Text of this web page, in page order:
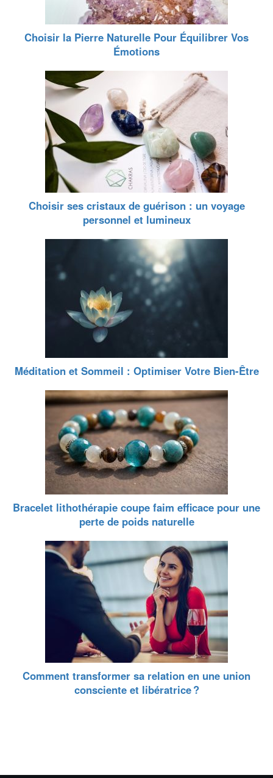
Choisir la Pierre Naturelle Pour Équilibrer Vos
Émotions
Choisir ses cristaux de guérison : un voyage
personnel et lumineux
Méditation et Sommeil : Optimiser Votre Bien-Être
Bracelet lithothérapie coupe faim efficace pour une
perte de poids naturelle
Comment transformer sa relation en une union
consciente et libératrice ?